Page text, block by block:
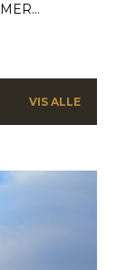
MER…
VIS ALLE